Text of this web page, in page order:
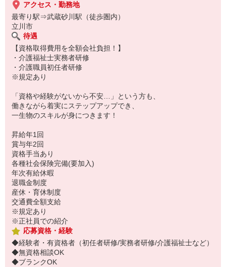
アクセス・勤務地
最寄り駅⇒武蔵砂川駅（徒歩圏内）
立川市
待遇
【資格取得費用を全額会社負担！】
・介護福祉士実務者研修
・介護職員初任者研修
※規定あり
「資格や経験がないから不安…」という方も、
働きながら着実にステップアップでき、
一生物のスキルが身につきます！
昇給年1回
賞与年2回
資格手当あり
各種社会保険完備(要加入)
年次有給休暇
退職金制度
産休・育休制度
交通費全額支給
※規定あり
※正社員での紹介
応募資格・経験
◆経験者・有資格者（初任者研修/実務者研修/介護福祉士など）
◆無資格相談OK
◆ブランクOK